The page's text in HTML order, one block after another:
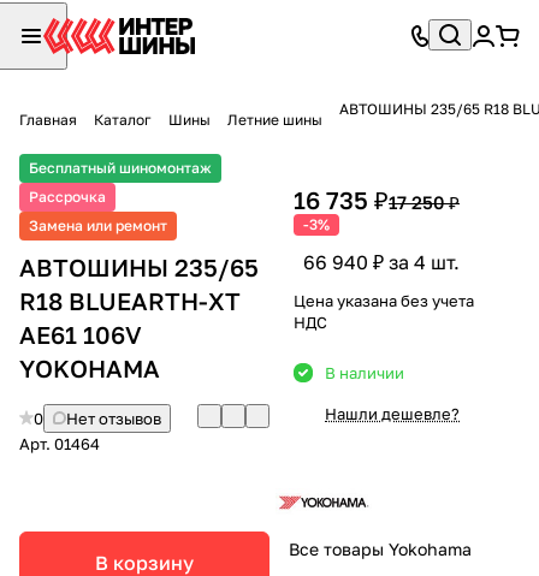
Главная Каталог Шины Летние шины
АВТОШИНЫ 235/65 R18
Бесплатный шиномонтаж
Рассрочка
Замена или ремонт
АВТОШИНЫ 235/65
R18 BLUEARTH-XT
AE61 106V
YOKOHAMA
0
Нет отзывов
Арт. 01464
В корзину
16 735 ₽17 250 ₽
-3%
66 940 ₽ за 4 шт.
Цена указана без учета
НДС
В наличии
Нашли дешевле?
Все товары Yokohama